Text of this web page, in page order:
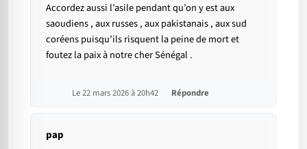
Accordez aussi l’asile pendant qu’on y est aux
saoudiens , aux russes , aux pakistanais , aux sud
coréens puisqu’ils risquent la peine de mort et
foutez la paix à notre cher Sénégal .
Le 22 mars 2026 à 20h42 Répondre
pap